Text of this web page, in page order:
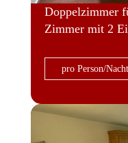
Doppelzimmer
Zimmer mit 2
pro Person/Nacht